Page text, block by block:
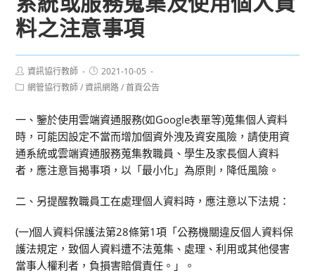
料之注意事項
Post
author:
資訊協行教師
Post
published:
2021-10-05
Post網管協行教師 / 資訊網路 / 首頁公告
一、鑒於使用雲端資通服務(如Google表單等)蒐集個人資料
時，可能因設定不當而增加個資外洩及資安風險，請使用資
通系統或雲端資通服務蒐集教職員、學生及家長個人資料
者，應注意旨揭事項，以「最小化」為原則，降低風險。
二、另提醒教職員工在處理個人資料時，應注意以下法規：
(一)個人資料保護法第28條第1項「公務機關違反個人資料保
護法規定，致個人資料遭不法蒐集、處理、利用或其他侵害
當事人權利者，負損害賠償責任。」。